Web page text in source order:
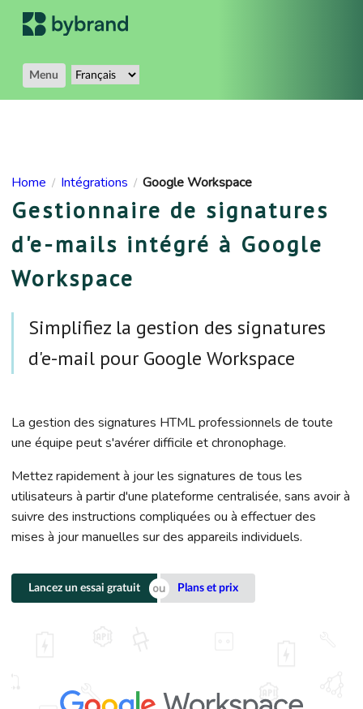
Menu
Home / Intégrations / Google Workspace
Gestionnaire de signatures
d'e-mails intégré à Google
Workspace
Simplifiez la gestion des signatures
d'e-mail pour Google Workspace
La gestion des signatures HTML professionnels de toute
une équipe peut s'avérer difficile et chronophage.
Mettez rapidement à jour les signatures de tous les
utilisateurs à partir d'une plateforme centralisée, sans avoir à
suivre des instructions compliquées ou à effectuer des
mises à jour manuelles sur des appareils individuels.
Lancez un essai gratuit Plans et prix